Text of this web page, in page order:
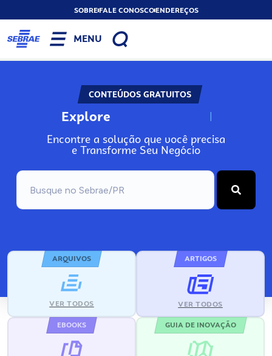
SOBREFALE CONOSCOENDEREÇOS
MENU
CONTEÚDOS GRATUITOS
Explore N
Encontre a solução que você precisa
e Transforme Seu Negócio
ARQUIVOS
VER TODOS
ARTIGOS
VER TODOS
EBOOKS GUIA DE INOVAÇÃO